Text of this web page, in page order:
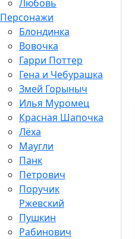
Любовь
Персонажи
Блондинка
Вовочка
Гарри Поттер
Гена и Чебурашка
Змей Горыныч
Илья Муромец
Красная Шапочка
Лёха
Маугли
Панк
Петрович
Поручик
Ржевский
Пушкин
Рабинович